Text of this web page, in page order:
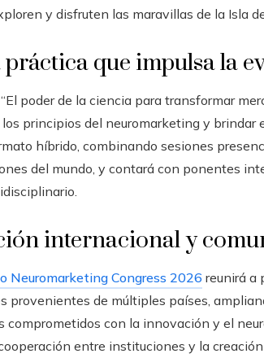
y disfruten las maravillas de la Isla
que impulsa la
poder de la ciencia para transformar
principios del neuromarketing y
híbrido, combinando sesiones
del mundo, y contará con ponentes
internacional y
Neuromarketing Congress 2026 reunirá a
provenientes de múltiples países,
comprometidos con la innovación y el
entre instituciones y la